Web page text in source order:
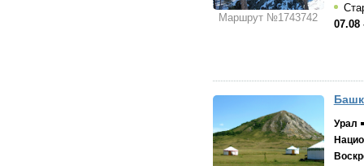
Маршрут №1743742
07.08
Урал